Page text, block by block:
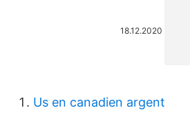
18.12.2020
Us en canadien argent